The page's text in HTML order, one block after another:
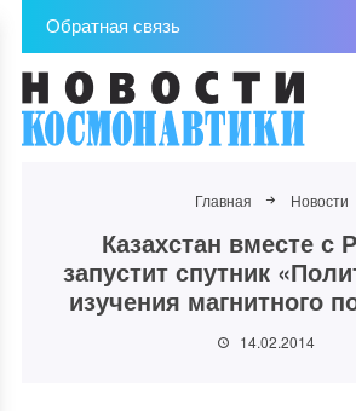
Обратная связь
Главная Новости
Казахстан вместе с
запустит спутник
изучения магнитного
14.02.2014